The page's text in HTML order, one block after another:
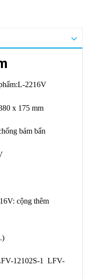
2216V
x 175 mm
bám bẩn
cộng thêm
12102S-1 LFV-